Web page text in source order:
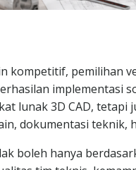
pemilihan
implementasi
lunak 3D CAD,
dokumentasi teknik,
boleh hanya